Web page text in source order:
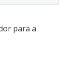
para a